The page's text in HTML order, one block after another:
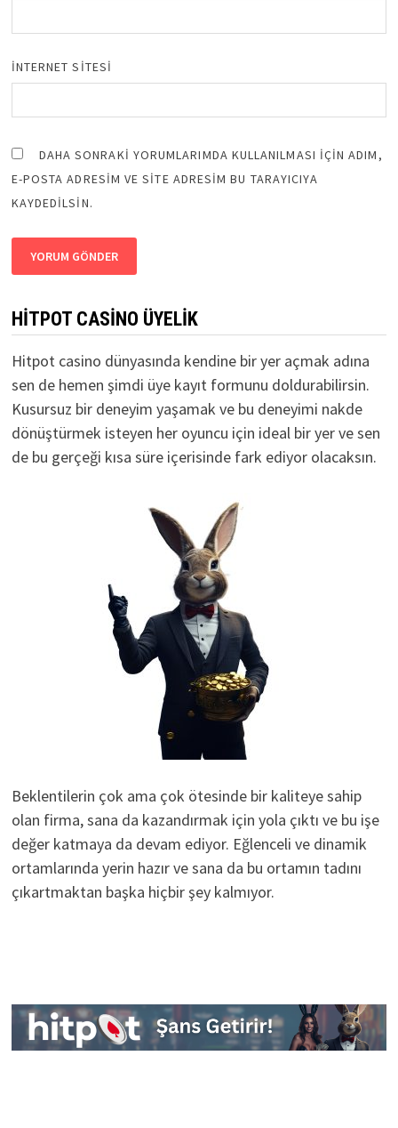
İNTERNET SITESI
DAHA SONRAKI YORUMLARIMDA KULLANILMASI IÇIN ADIM,
E-POSTA ADRESIM VE SITE ADRESIM BU TARAYICIYA
KAYDEDILSIN.
HITPOT CASINO ÜYELIK
Hitpot casino dünyasında kendine bir yer açmak adına
sen de hemen şimdi üye kayıt formunu doldurabilirsin.
Kusursuz bir deneyim yaşamak ve bu deneyimi nakde
dönüştürmek isteyen her oyuncu için ideal bir yer ve sen
de bu gerçeği kısa süre içerisinde fark ediyor olacaksın.
Beklentilerin çok ama çok ötesinde bir kaliteye sahip
olan firma, sana da kazandırmak için yola çıktı ve bu işe
değer katmaya da devam ediyor. Eğlenceli ve dinamik
ortamlarında yerin hazır ve sana da bu ortamın tadını
çıkartmaktan başka hiçbir şey kalmıyor.